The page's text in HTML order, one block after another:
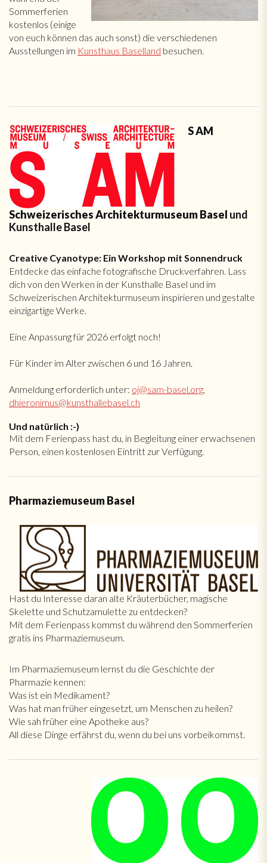
Sommerferien
kostenlos (einige
von euch können das auch sonst) die verschiedenen
Ausstellungen im Kunsthaus Baselland besuchen.
S AM
Schweizerisches Architekturmuseum Basel und
Kunsthalle Basel
Creative Cyanotype: Ein Workshop mit Sonnendruck
Entdecke das einfache fotografische Druckverfahren. Lass
dich von den Werken in der Kunsthalle Basel und im
Schweizerischen Architekturmuseum inspirieren und gestalte
einzigartige Werke.
Eine Anpassung für 2026 erfolgt noch!
Für Kinder im Alter zwischen 6 und 16 Jahren.
Anmeldung erforderlich unter: oj@sam-basel.org,
dhieronimus@kunsthallebasel.ch
Und natürlich :-)
Mit dem Ferienpass hast du, in Begleitung einer erwachsenen
Person, einen kostenlosen Eintritt zur Verfügung.
Pharmaziemuseum Basel
Hast du Interesse daran alte Kräuterbücher, magische
Skelette und Schutzamulette zu entdecken?
Mit dem Ferienpass kommst du während den Sommerferien
gratis ins Pharmaziemuseum.
Im Pharmaziemuseum lernst du die Geschichte der
Pharmazie kennen:
Was ist ein Medikament?
Was hat man früher eingesetzt, um Menschen zu heilen?
Wie sah früher eine Apotheke aus?
All diese Dinge erfährst du, wenn du bei uns vorbeikommst.